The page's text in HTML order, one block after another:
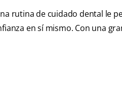
rutina de cuidado dental le
en sí mismo. Con una